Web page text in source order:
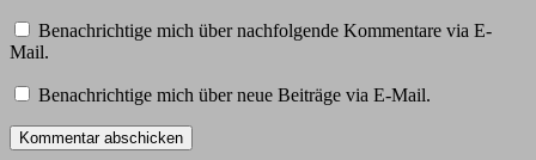
Benachrichtige mich über nachfolgende Kommentare via E-
Mail.
Benachrichtige mich über neue Beiträge via E-Mail.